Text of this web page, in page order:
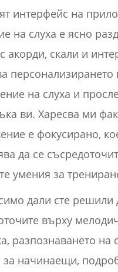
интерфейс на
на слуха е ясно
акорди, скали и
персонализирането
на слуха и
ви. Харесва ми
е фокусирано,
да се
умения за
дали сте решили
върху
разпознаването на
за начинаещи,